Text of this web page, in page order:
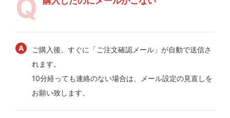
ご購入後、すぐに「ご注文確認メール」が自動で送信さ
れます。
10分経っても連絡のない場合は、メール設定の見直しを
お願い致します。